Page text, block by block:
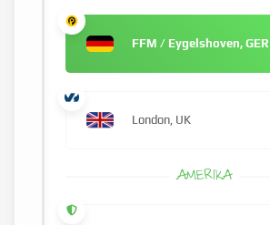
FFM / Eygelshoven, GER
London, UK
AMERIKA